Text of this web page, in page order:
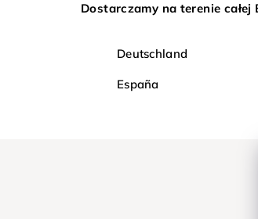
Dostarczamy na terenie całej
Deutschland
España